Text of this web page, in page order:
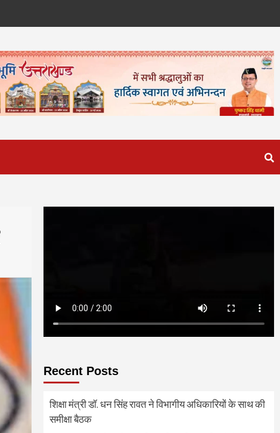
Recent Posts
शिक्षा मंत्री डॉ. धन सिंह रावत ने विभागीय अधिकारियों के साथ की
समीक्षा बैठक